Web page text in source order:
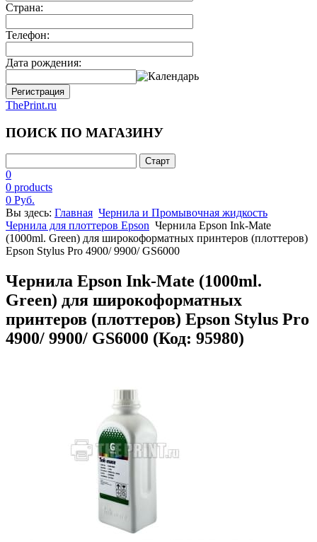
Страна:
Телефон:
Дата рождения:
Регистрация
ThePrint.ru
ПОИСК ПО МАГАЗИНУ
0
0 products
0 Руб.
Вы здесь: Главная Чернила и Промывочная жидкость
Чернила для плоттеров Epson Чернила Epson Ink-Mate
(1000ml. Green) для широкоформатных принтеров (плоттеров)
Epson Stylus Pro 4900/ 9900/ GS6000
Чернила Epson Ink-Mate (1000ml.
Green) для широкоформатных
принтеров (плоттеров) Epson Stylus Pro
4900/ 9900/ GS6000 (Код: 95980)